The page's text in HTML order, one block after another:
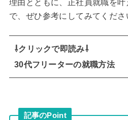
理由とともに、正社員就職を
で、ぜひ参考にしてみてくださ
⇩クリックで即読み⇩
30代フリーターの就職方法
記事のPoint